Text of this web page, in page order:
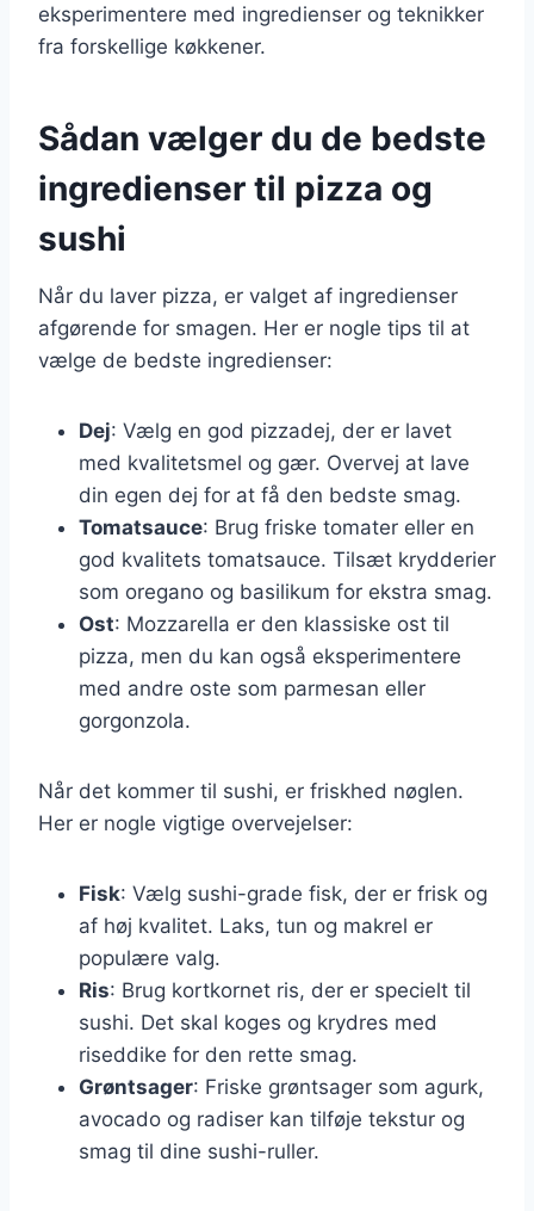
eksperimentere med ingredienser og teknikker
fra forskellige køkkener.
Sådan vælger du de bedste
ingredienser til pizza og
sushi
Når du laver pizza, er valget af ingredienser
afgørende for smagen. Her er nogle tips til at
vælge de bedste ingredienser:
Dej: Vælg en god pizzadej, der er lavet
med kvalitetsmel og gær. Overvej at lave
din egen dej for at få den bedste smag.
Tomatsauce: Brug friske tomater eller en
god kvalitets tomatsauce. Tilsæt krydderier
som oregano og basilikum for ekstra smag.
Ost: Mozzarella er den klassiske ost til
pizza, men du kan også eksperimentere
med andre oste som parmesan eller
gorgonzola.
Når det kommer til sushi, er friskhed nøglen.
Her er nogle vigtige overvejelser:
Fisk: Vælg sushi-grade fisk, der er frisk og
af høj kvalitet. Laks, tun og makrel er
populære valg.
Ris: Brug kortkornet ris, der er specielt til
sushi. Det skal koges og krydres med
riseddike for den rette smag.
Grøntsager: Friske grøntsager som agurk,
avocado og radiser kan tilføje tekstur og
smag til dine sushi-ruller.